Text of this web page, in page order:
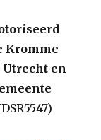
Kromme
en